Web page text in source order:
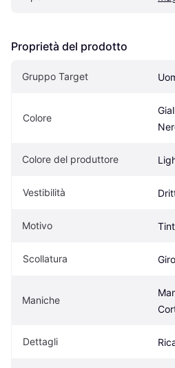
Proprietà del prodotto
Gruppo Target
Colore
Colore del produttore
Vestibilità
Motivo
Scollatura
Maniche
Dettagli